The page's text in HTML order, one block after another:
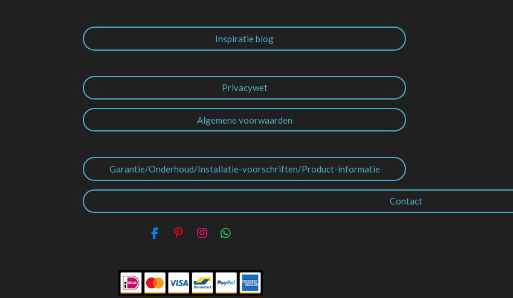
Inspiratie blog
Privacywet
Algemene voorwaarden
Garantie/Onderhoud/Installatie-voorschriften/Product-informatie
Contact
F
e
b
o
P
t
e
r
I
t
a
g
W
t
s
A